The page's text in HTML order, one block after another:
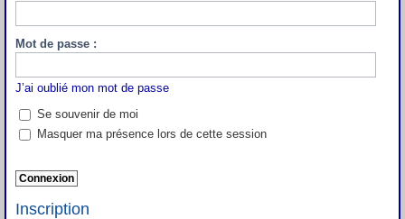
Mot de passe :
J’ai oublié mon mot de passe
Se souvenir de moi
Masquer ma présence lors de cette session
Inscription